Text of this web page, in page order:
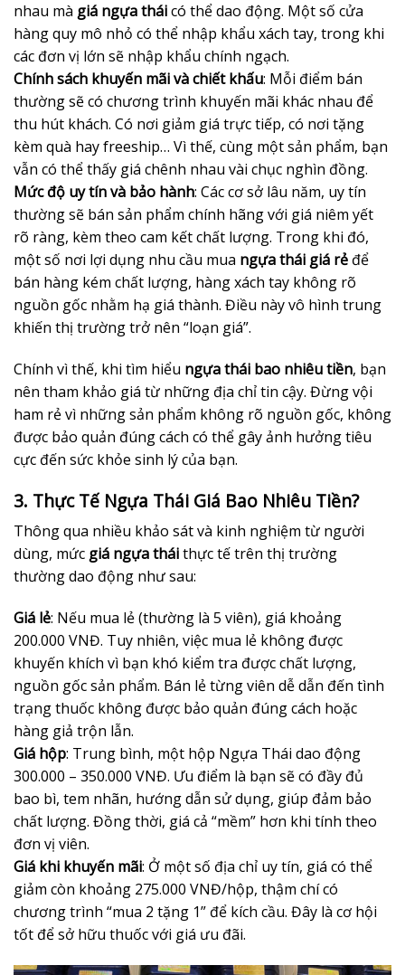
nhau mà giá ngựa tháicó thể dao động. Một số cửa
hàng quy mô nhỏ có thể nhập khẩu xách tay, trong khi
các đơn vị lớn sẽ nhập khẩu chính ngạch.
Chính sách khuyến mãi và chiết khấu: Mỗi điểm bán
thường sẽ có chương trình khuyến mãi khác nhau để
thu hút khách. Có nơi giảm giá trực tiếp, có nơi tặng
kèm quà hay freeship… Vì thế, cùng một sản phẩm, bạn
vẫn có thể thấy giá chênh nhau vài chục nghìn đồng.
Mức độ uy tín và bảo hành: Các cơ sở lâu năm, uy tín
thường sẽ bán sản phẩm chính hãng với giá niêm yết
rõ ràng, kèm theo cam kết chất lượng. Trong khi đó,
một số nơi lợi dụng nhu cầu mua ngựa thái giá rẻ để
bán hàng kém chất lượng, hàng xách tay không rõ
nguồn gốc nhằm hạ giá thành. Điều này vô hình trung
khiến thị trường trở nên “loạn giá”.
Chính vì thế, khi tìm hiểu ngựa thái bao nhiêu tiền, bạn
nên tham khảo giá từ những địa chỉ tin cậy. Đừng vội
ham rẻ vì những sản phẩm không rõ nguồn gốc, không
được bảo quản đúng cách có thể gây ảnh hưởng tiêu
cực đến sức khỏe sinh lý của bạn.
3. Thực Tế Ngựa Thái Giá Bao Nhiêu Tiền?
Thông qua nhiều khảo sát và kinh nghiệm từ người
dùng, mức giá ngựa tháithực tế trên thị trường
thường dao động như sau:
Giá lẻ: Nếu mua lẻ (thường là 5 viên), giá khoảng
200.000 VNĐ. Tuy nhiên, việc mua lẻ không được
khuyến khích vì bạn khó kiểm tra được chất lượng,
nguồn gốc sản phẩm. Bán lẻ từng viên dễ dẫn đến tình
trạng thuốc không được bảo quản đúng cách hoặc
hàng giả trộn lẫn.
Giá hộp: Trung bình, một hộp Ngựa Thái dao động
300.000 – 350.000 VNĐ. Ưu điểm là bạn sẽ có đầy đủ
bao bì, tem nhãn, hướng dẫn sử dụng, giúp đảm bảo
chất lượng. Đồng thời, giá cả “mềm” hơn khi tính theo
đơn vị viên.
Giá khi khuyến mãi: Ở một số địa chỉ uy tín, giá có thể
giảm còn khoảng 275.000 VNĐ/hộp, thậm chí có
chương trình “mua 2 tặng 1” để kích cầu. Đây là cơ hội
tốt để sở hữu thuốc với giá ưu đãi.